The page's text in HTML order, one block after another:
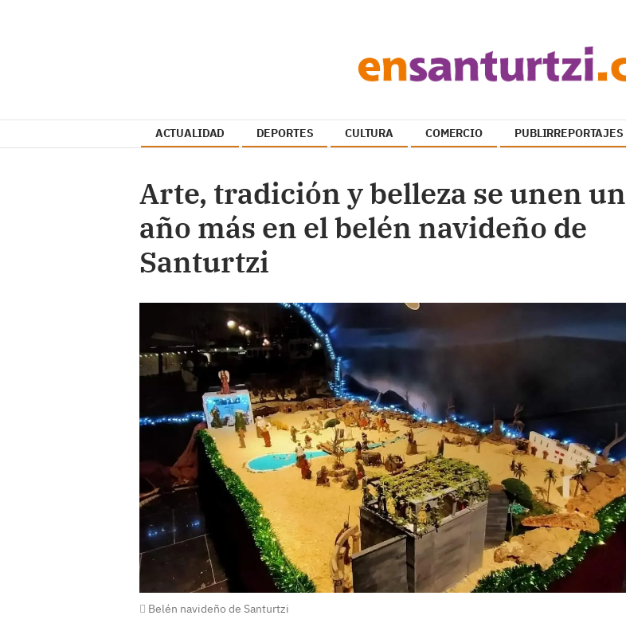
ACTUALIDAD DEPORTES CULTURA COMERCIO PUBLIRREPORTAJES
Arte, tradición y belleza se unen un
año más en el belén navideño de
Santurtzi
Belén navideño de Santurtzi